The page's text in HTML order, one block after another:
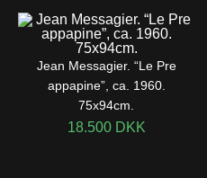
Jean Messagier. “Le Pre
appapine”, ca. 1960.
75x94cm.
18.500 DKK